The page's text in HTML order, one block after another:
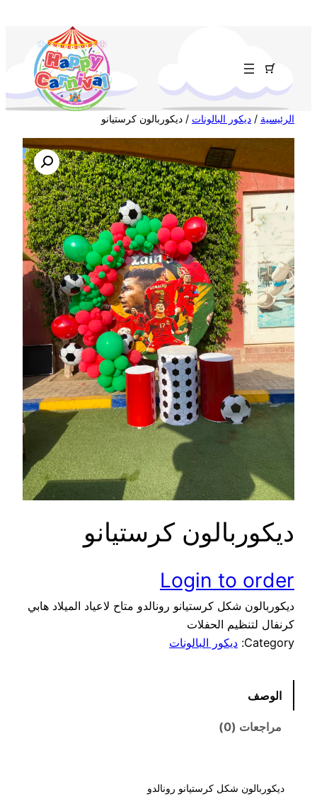
الرئيسية / ديكور البالونات / ديكوربالون كرستيانو
ديكوربالون كرستيانو
Login to order
ديكوربالون شكل كرستيانو رونالدو متاح لاعياد الميلاد هابي
كرنفال لتنظيم الحفلات
Category: ديكور البالونات
الوصف
مراجعات (0)
ديكوربالون شكل كرستيانو رونالدو